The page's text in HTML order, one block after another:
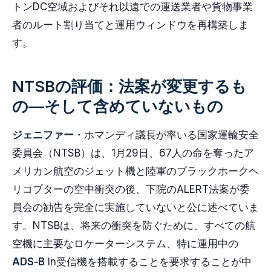
トンDC空域およびそれ以遠での運送業者や貨物事業
者のルート割り当てと運用ウィンドウを再構築しま
す。
NTSBの評価：法案が変更するも
の—そして含めていないもの
ジェニファー ・ホマンディ議長が率いる国家運輸安全
委員会（NTSB）は、1月29日、67人の命を奪ったア
メリカン航空のジェット機と陸軍のブラックホークヘ
リコプターの空中衝突の後、下院のALERT法案が委
員会の勧告を完全に実施していないと公に述べていま
す。NTSBは、将来の衝突を防ぐために、すべての航
空機に主要なロケーターシステム、特に運用中の
ADS‑B In受信機を搭載することを要求することが中